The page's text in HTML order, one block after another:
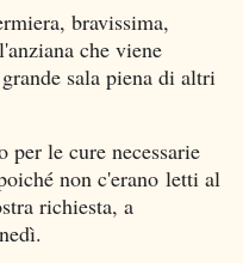
bravissima,
che viene
sala piena di altri
per le cure necessarie
non c'erano letti al
richiesta, a